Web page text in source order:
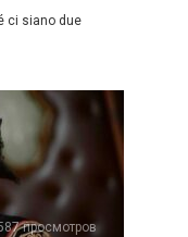
ci siano due
просмотров